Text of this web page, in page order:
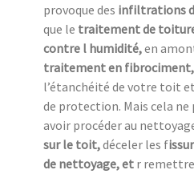
provoque des infiltrations
que le traitement de
contre l humidité,en
traitement en fibrociment,
l’étanchéité de votre toit
de protection. Mais cela ne
avoir procéder au
sur le toit,déceler les f
de nettoyage, et r remettre